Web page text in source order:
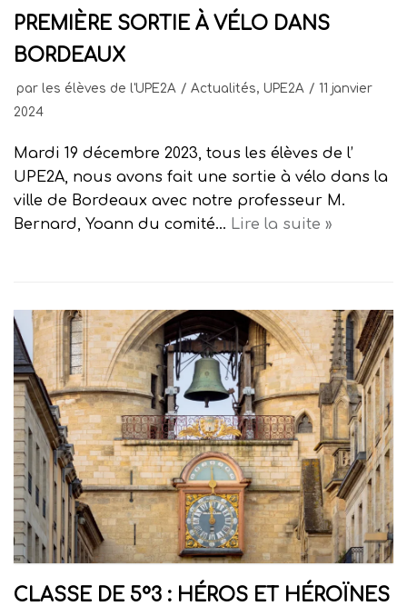
PREMIÈRE SORTIE À VÉLO DANS
BORDEAUX
par les élèves de l'UPE2A Actualités, UPE2A
11 janvier
2024
Mardi 19 décembre 2023, tous les élèves de l’
UPE2A, nous avons fait une sortie à vélo dans la
ville de Bordeaux avec notre professeur M.
Bernard, Yoann du comité… Lire la suite »
CLASSE DE 5°3 : HÉROS ET HÉROÏNES